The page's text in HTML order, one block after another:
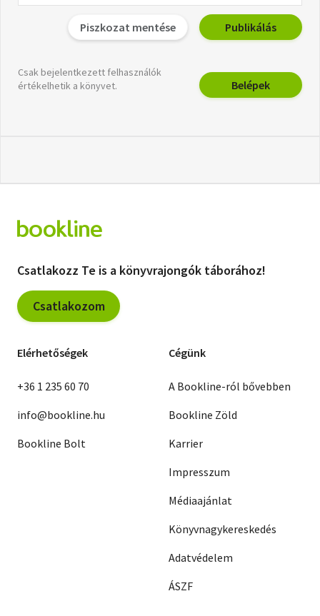
Piszkozat mentése Publikálás
Csak bejelentkezett felhasználók
értékelhetik a könyvet.
Belépek
Csatlakozz Te is a könyvrajongók táborához!
Csatlakozom
Elérhetőségek
+36 1 235 60 70
info@bookline.hu
Bookline Bolt
Cégünk
A Bookline-ról bővebben
Bookline Zöld
Karrier
Impresszum
Médiaajánlat
Könyvnagykereskedés
Adatvédelem
ÁSZF